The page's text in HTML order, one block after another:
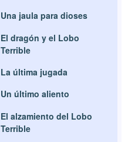
Una jaula para dioses
El dragón y el Lobo
Terrible
La última jugada
Un último aliento
El alzamiento del Lobo
Terrible